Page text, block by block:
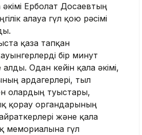
Ерболат Досаевтың
алауға гүл қою рәсімі
қаза тапқан
бір минут
алды. Одан кейін қала әкімі,
ардагерлері, тыл
олардың туыстары,
қорғау органдарының
және қала
мемориалына гүл